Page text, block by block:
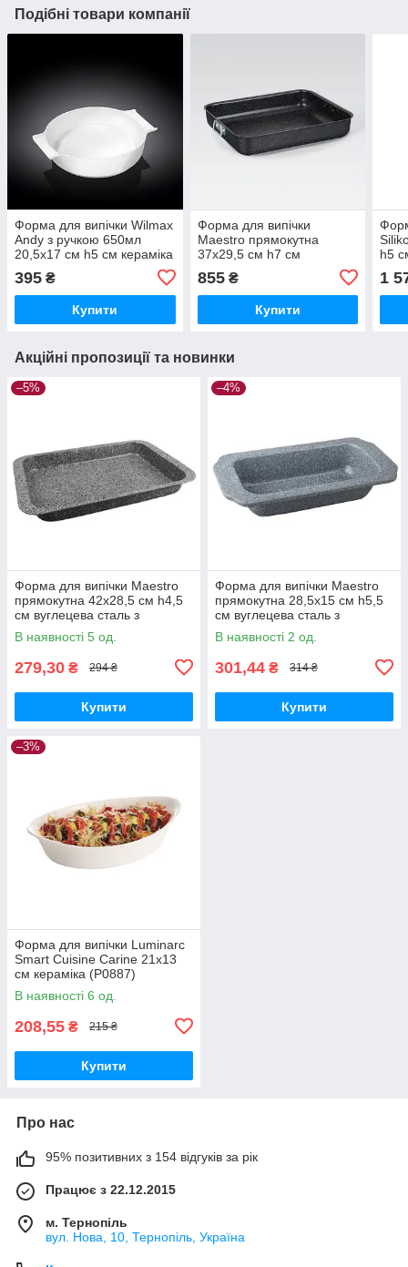
Подібні товари компанії
Форма для випічки Wilmax
Andy з ручкою 650мл
20,5х17 см h5 см кераміка
395 ₴
Купити
Форма для випічки
Maestro прямокутна
37х29,5 см h7 см
нержавіюча сталь (1107-
35 MR)
855₴
Купити
h5
1
Акційні пропозиції та новинки
–5%
Форма для випічки Maestro
прямокутна 42х28,5 см h4,5
см вуглецева сталь з
гранітним покриттям (1116-42
MR)
В наявності 5 од.
279,30 ₴ 294 ₴
Купити
–4%
Форма для випічки Maestro
прямокутна 28,5х15 см h5,5
см вуглецева сталь з
гранітним покриттям (1121-
28 MR)
В наявності 2 од.
301,44 ₴ 314 ₴
Купити
–3%
Форма для випічки Luminarc
Smart Cuisine Carine 21х13
см кераміка (P0887)
В наявності 6 од.
208,55 ₴ 215 ₴
Купити
Про нас
95% позитивних з 154 відгуків за рік
Працює з 22.12.2015
м. Тернопіль
вул. Нова, 10, Тернопіль, Україна